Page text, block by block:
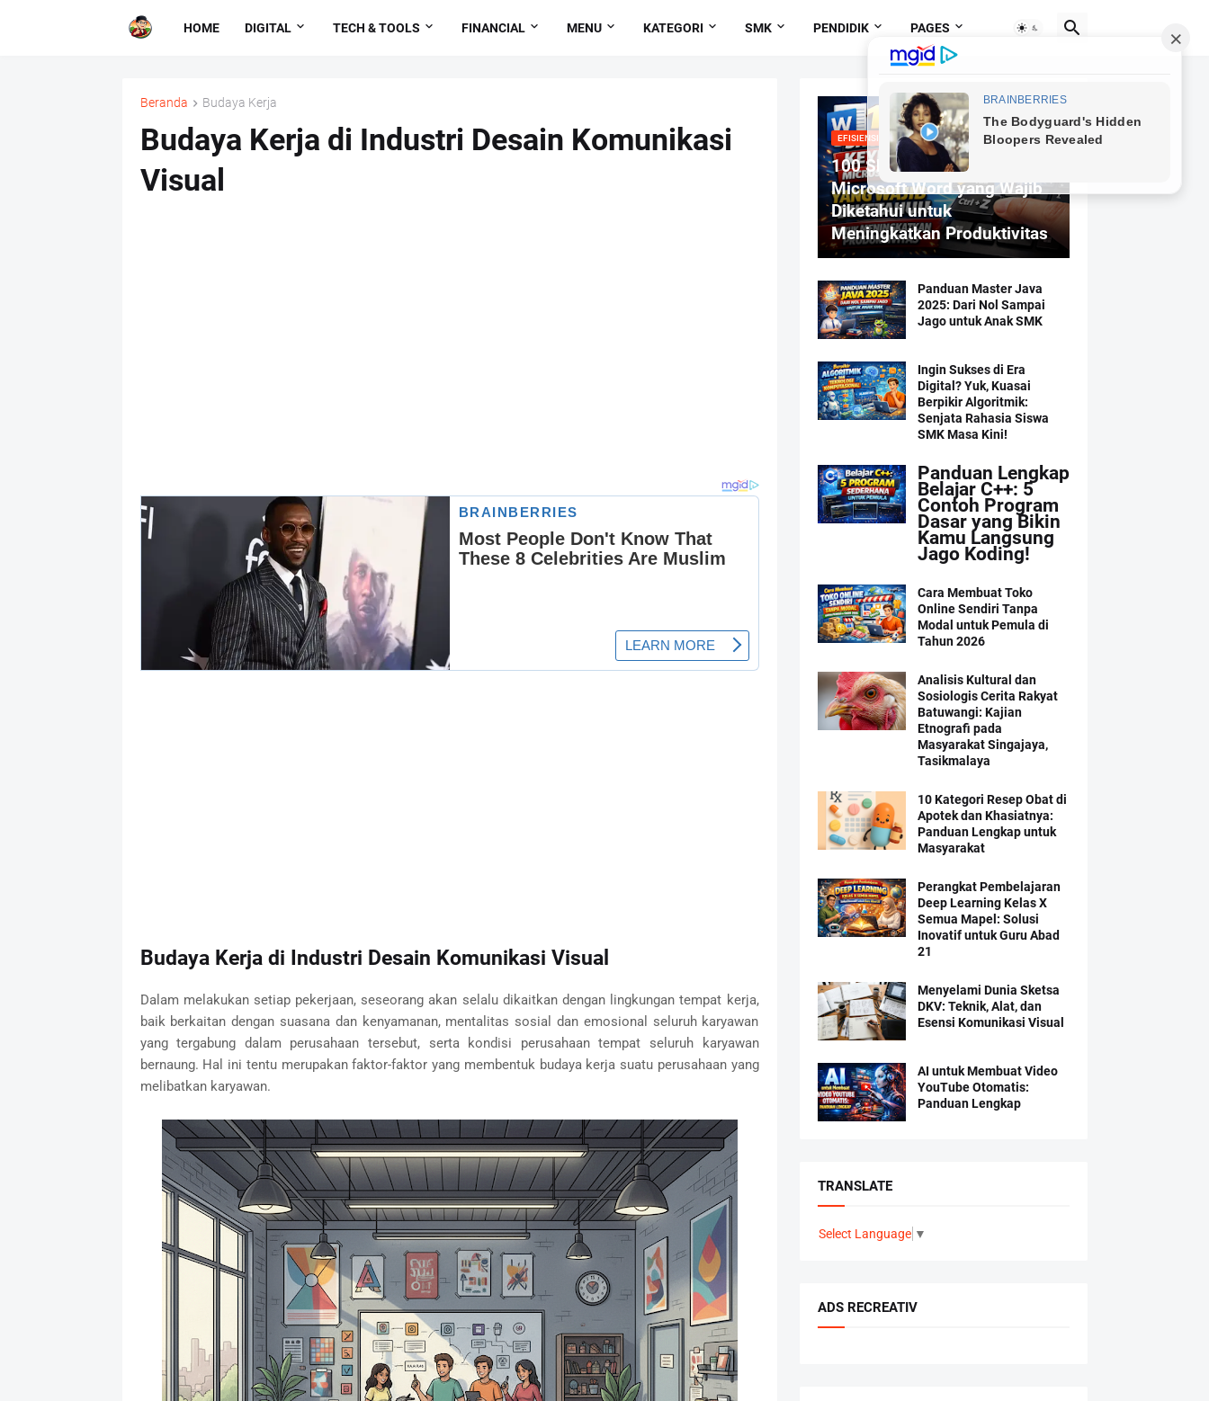
HOME DIGITAL TECH & TOOLS FINANCIAL MENU KATEGORI SMK PENDIDIK PAGES
Beranda Budaya Kerja
Budaya Kerja di Industri Desain Komunikasi
Visual
Budaya Kerja di Industri Desain Komunikasi Visual
Dalam melakukan setiap pekerjaan, seseorang akan selalu dikaitkan dengan lingkungan tempat kerja,
baik berkaitan dengan suasana dan kenyamanan, mentalitas sosial dan emosional seluruh karyawan
yang tergabung dalam perusahaan tersebut, serta kondisi perusahaan tempat seluruh karyawan
bernaung. Hal ini tentu merupakan faktor-faktor yang membentuk budaya kerja suatu perusahaan yang
melibatkan karyawan.
EFISIENSI MENGETIK
100 Shortcut Keyboard
Microsoft Word yang Wajib
Diketahui untuk
Meningkatkan Produktivitas
Panduan Master Java
2025: Dari Nol Sampai
Jago untuk Anak SMK
Ingin Sukses di Era
Digital? Yuk, Kuasai
Berpikir Algoritmik:
Senjata Rahasia Siswa
SMK Masa Kini!
Panduan Lengkap
Belajar C++: 5
Contoh Program
Dasar yang Bikin
Kamu Langsung
Jago Koding!
Cara Membuat Toko
Online Sendiri Tanpa
Modal untuk Pemula di
Tahun 2026
Analisis Kultural dan
Sosiologis Cerita Rakyat
Batuwangi: Kajian
Etnografi pada
Masyarakat Singajaya,
Tasikmalaya
10 Kategori Resep Obat di
Apotek dan Khasiatnya:
Panduan Lengkap untuk
Masyarakat
Perangkat Pembelajaran
Deep Learning Kelas X
Semua Mapel: Solusi
Inovatif untuk Guru Abad
21
Menyelami Dunia Sketsa
DKV: Teknik, Alat, dan
Esensi Komunikasi Visual
AI untuk Membuat Video
YouTube Otomatis:
Panduan Lengkap
TRANSLATE
Select Language ▼
ADS RECREATIV